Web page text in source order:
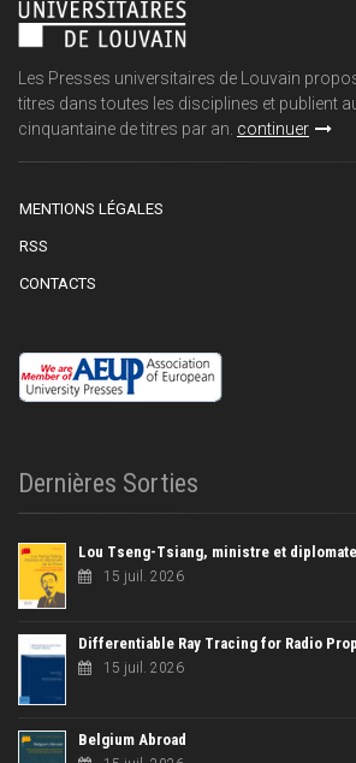
Les Presses universitaires de Louvain
titres dans toutes les disciplines et publient
cinquantaine de titres par an. continuer
MENTIONS LÉGALES
RSS
CONTACTS
Dernières Sorties
Lou Tseng-Tsiang, ministre et
15 juil. 2026
Differentiable Ray Tracing for Radio
15 juil. 2026
Belgium Abroad